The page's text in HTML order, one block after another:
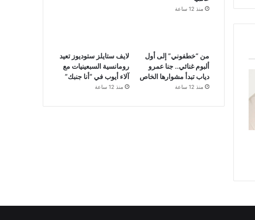
منذ 12 ساعة
من “خطفوني” إلى أول
ألبوم غنائي.. جنا عمرو
دياب تبدأ مشوارها الخاص
منذ 12 ساعة
لايف ستايلز ستوديوز تعيد
رومانسية السبعينيات مع
آلاء أيوب في “أنا جنبك”
منذ 12 ساعة